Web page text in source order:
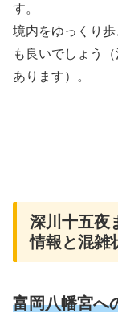
す。
境内をゆっくり
も良いでしょう
あります）。
深川十五夜
情報と混雑
富岡八幡宮へ